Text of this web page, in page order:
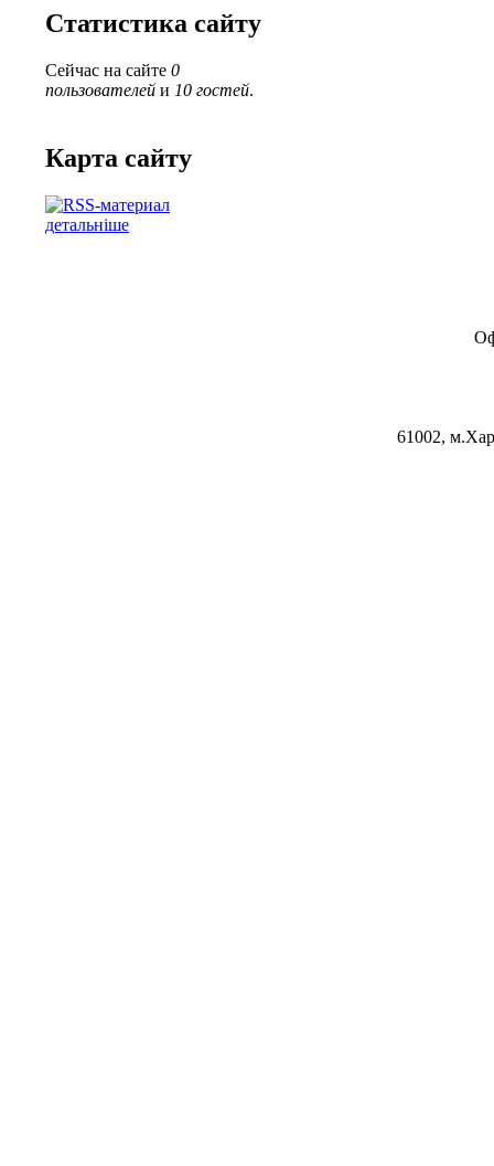
Статистика сайту
Сейчас на сайте 0
пользователей и 10 гостей.
Карта сайту
детальніше
61002,